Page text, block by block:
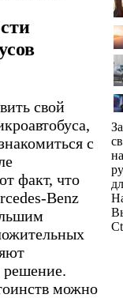
свой
с
факт, что
Benz
решение.
можно